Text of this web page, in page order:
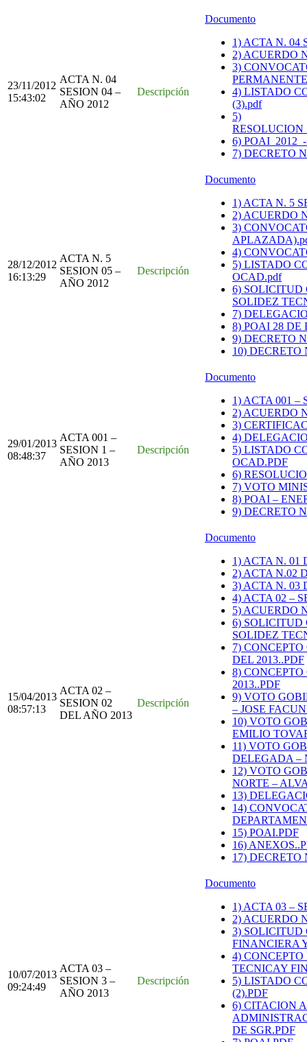
23/11/2012
15:43:02
ACTA N. 04
SESION 04 –
AÑO 2012
Descripción
Documento
1) ACTA N. 04
2) ACUERDO
3)
4) LISTADO
(3).pdf
5)
6)
7) DECRETO
28/12/2012
16:13:29
ACTA N. 5
SESION 05 –
AÑO 2012
Descripción
Documento
1) ACTA N. 5
2) ACUERDO
3)
4)
5) LISTADO
OCAD.pdf
6) SOLICITUD
SOLIDEZ
7)
8) POAI 28 DE
9) DECRETO
10) DECRETO
29/01/2013
08:48:37
ACTA 001 –
SESION 1 –
AÑO 2013
Descripción
Documento
1) ACTA 001 –
2) ACUERDO
3)
4)
5) LISTADO
OCAD.PDF
6)
7) VOTO
8) POAI –
9) DECRETO
15/04/2013
08:57:13
ACTA 02 –
SESION 02
DEL AÑO 2013
Descripción
Documento
1) ACTA N. 01
2) ACTA N.02
3) ACTA N. 03
4) ACTA 02 –
5) ACUERDO
6) SOLICITUD
SOLIDEZ
7)
DEL 2013..PDF
8)
2013..PDF
9) VOTO
– JOSE
10) VOTO
EMILIO
11) VOTO
DELEGADA –
12) VOTO
NORTE –
13)
14)
15) POAI.PDF
16)
17) DECRETO
10/07/2013
09:24:49
ACTA 03 –
SESION 3 –
AÑO 2013
Descripción
Documento
1) ACTA 03 –
2) ACUERDO
3) SOLICITUD
FINANCIERA
4)
TECNICAY
5) LISTADO
(2).PDF
6) CITACION
DE SGR.PDF